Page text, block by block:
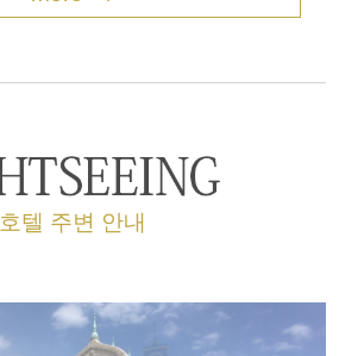
호텔 주변 안내